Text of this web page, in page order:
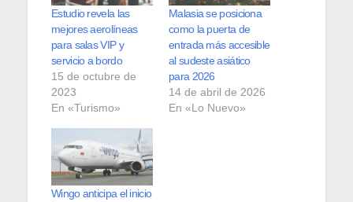
Estudio revela las
mejores aerolíneas
para salas VIP y
servicio a bordo
15 de octubre de
2023
En «Turismo»
Malasia se posiciona
como la puerta de
entrada más accesible
al sudeste asiático
para 2026
14 de abril de 2026
En «Lo Nuevo»
Wingo anticipa el inicio